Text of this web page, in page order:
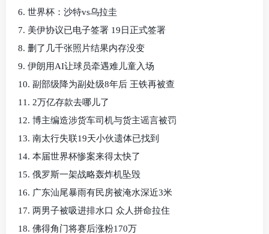
6. 世界杯：沙特vs乌拉圭
7. 美伊协议已电子签署 19日正式签署
8. 删了几千张照片结果内存没变
9. 伊朗用AI让球员牵遇难儿童入场
10. 副部级降为副处级8年后 王铁再被查
11. 2万亿存款去哪儿了
12. 博主编造涉货车司机与货主谣言被罚
13. 南太行失联19天小伙遗体已找到
14. 本届世界杯惨案来得太快了
15. 俄罗斯一架战略轰炸机坠毁
16. 广东汕尾暴雨有民房被淹水深近3米
17. 两男子被吸进排水口 众人拼命拉住
18. 佛得角门将赛后涨粉170万